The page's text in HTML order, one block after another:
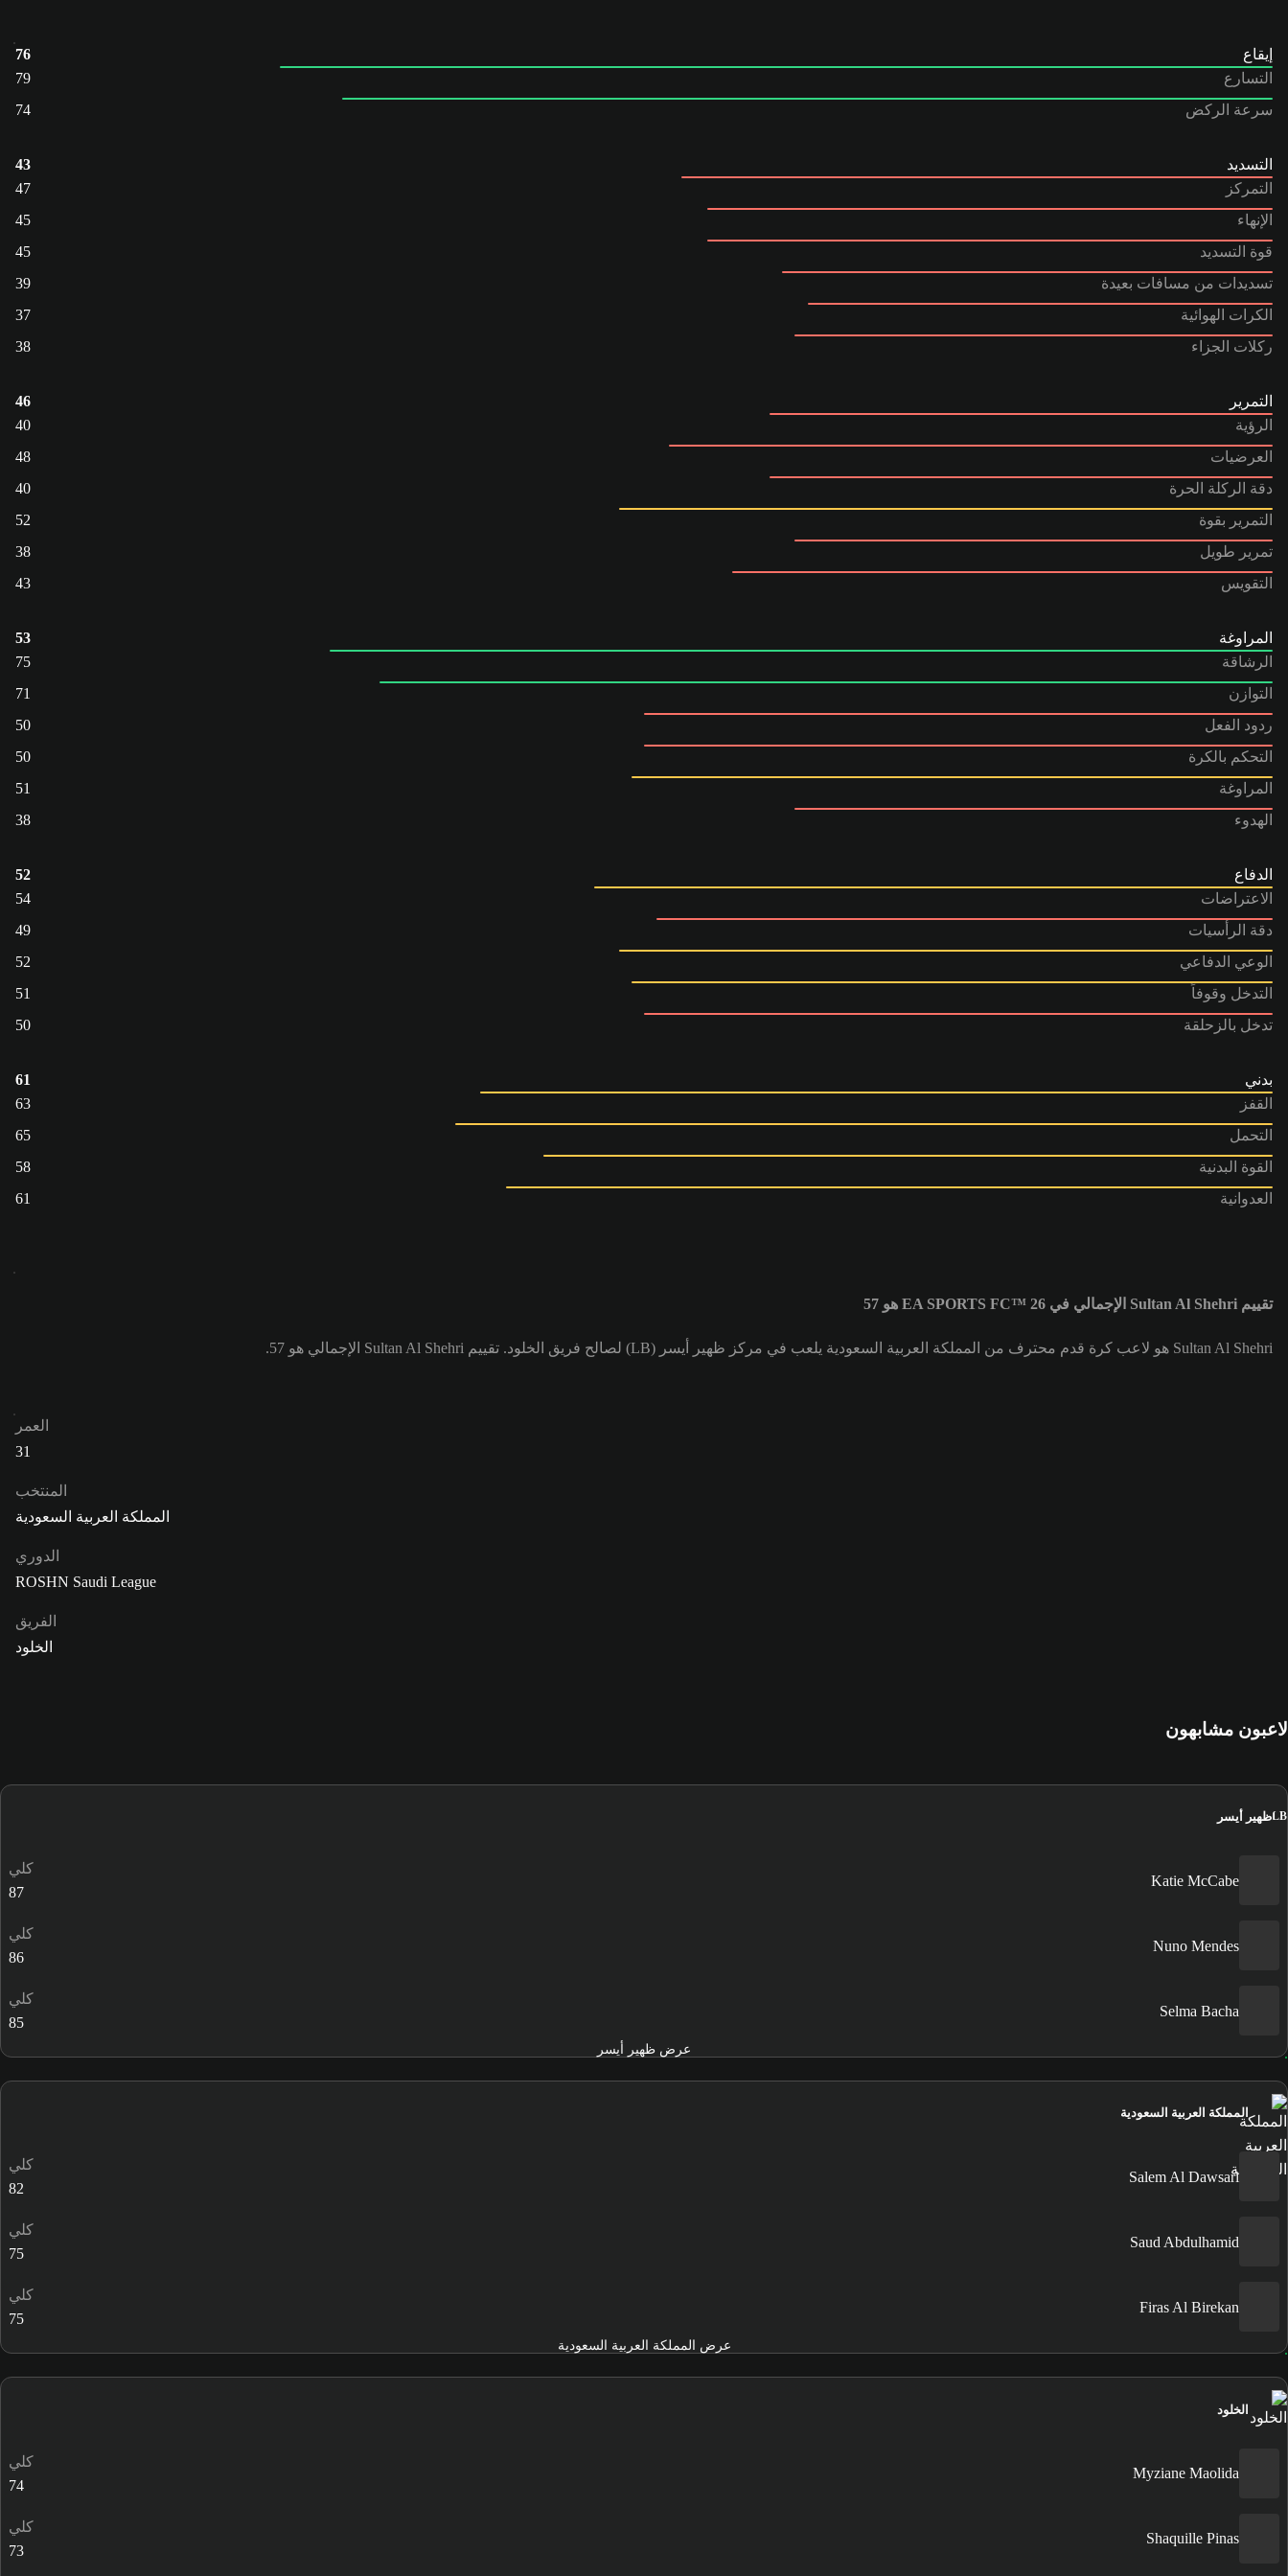
إيقاع
76
التسارع
79
سرعة الركض
74
التسديد
43
التمركز
47
الإنهاء
45
قوة التسديد
45
تسديدات من مسافات بعيدة
39
الكرات الهوائية
37
ركلات الجزاء
38
التمرير
46
الرؤية
40
العرضيات
48
دقة الركلة الحرة
40
التمرير بقوة
52
تمرير طويل
38
التقويس
43
المراوغة
53
الرشاقة
75
التوازن
71
ردود الفعل
50
التحكم بالكرة
50
المراوغة
51
الهدوء
38
الدفاع
52
الاعتراضات
54
دقة الرأسيات
49
الوعي الدفاعي
52
التدخل وقوفاً
51
تدخل بالزحلقة
50
بدني
61
القفز
63
التحمل
65
القوة البدنية
58
العدوانية
61
تقييم Sultan Al Shehri الإجمالي في EA SPORTS FC™ 26 هو 57
Sultan Al Shehri هو لاعب كرة قدم محترف من المملكة العربية السعودية يلعب في مركز ظهير أيسر (LB) لصالح فريق الخلود. تقييم Sultan Al Shehri الإجمالي هو 57.
العمر
31
المنتخب
المملكة العربية السعودية
الدوري
ROSHN Saudi League
الفريق
الخلود
لاعبون مشابهون
LBظهير أيسر
Katie McCabe
كلي
87
Nuno Mendes
كلي
86
Selma Bacha
كلي
85
عرض ظهير أيسر
المملكة العربية السعودية
Salem Al Dawsari
كلي
82
Saud Abdulhamid
كلي
75
Firas Al Birekan
كلي
75
عرض المملكة العربية السعودية
الخلود
Myziane Maolida
كلي
74
Shaquille Pinas
كلي
73